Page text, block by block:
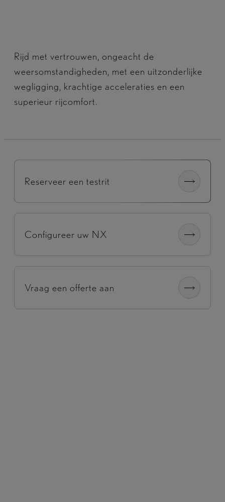
Rijd met vertrouwen, ongeacht de
weersomstandigheden, met een uitzonderlijke
wegligging, krachtige acceleraties en een
superieur rijcomfort.
Reserveer een testrit
Configureer uw NX
Vraag een offerte aan